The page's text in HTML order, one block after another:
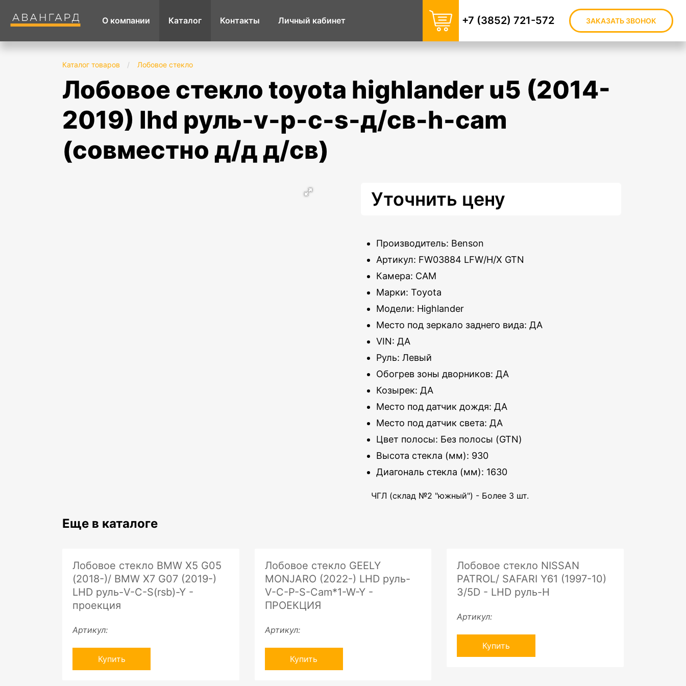
О компании Каталог Контакты Личный кабинет +7 (3852) 721-572 ЗАКАЗАТЬ ЗВОНОК
Каталог товаров / Лобовое стекло
лобовое стекло toyota highlander u5 (2014-
2019) lhd руль-v-p-c-s-д/св-h-cam
(совместно д/д д/св)
Уточнить цену
Производитель: Benson
Артикул: FW03884 LFW/H/X GTN
Камера: CAM
Марки: Toyota
Модели: Highlander
Место под зеркало заднего вида: ДА
VIN: ДА
Руль: Левый
Обогрев зоны дворников: ДА
Козырек: ДА
Место под датчик дождя: ДА
Место под датчик света: ДА
Цвет полосы: Без полосы (GTN)
Высота стекла (мм): 930
Диагональ стекла (мм): 1630
ЧГЛ (склад №2 "южный") - Более 3 шт.
Еще в каталоге
Лобовое стекло BMW X5 G05
(2018-)/ BMW X7 G07 (2019-)
LHD руль-V-C-S(rsb)-Y -
проекция
Артикул:
Купить
Лобовое стекло GEELY
MONJARO (2022-) LHD руль-
V-C-P-S-Cam*1-W-Y -
ПРОЕКЦИЯ
Артикул:
Купить
Лобовое стекло NISSAN
PATROL/ SAFARI Y61 (1997-10)
3/5D - LHD руль-H
Артикул:
Купить